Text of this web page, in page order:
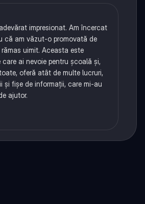
impresionat. Am încercat
că am văzut-o promovată de
uimit. Aceasta este
care ai nevoie pentru școală și,
oferă atât de multe lucruri,
și fișe de informații, care mi-au
ajutor.